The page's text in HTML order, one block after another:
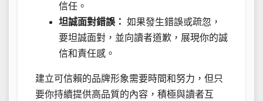
信任。
坦誠面對錯誤： 如果發生錯誤或疏忽，
要坦誠面對，並向讀者道歉，展現你的誠
信和責任感。
建立可信賴的品牌形象需要時間和努力，但只
要你持續提供高品質的內容，積極與讀者互